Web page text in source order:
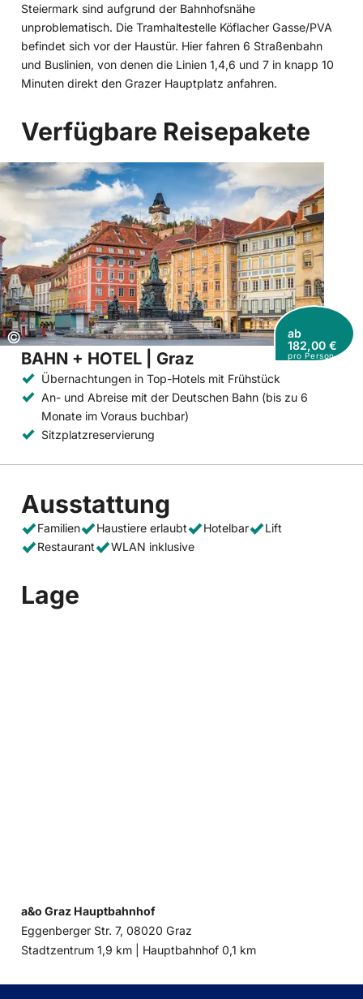
Steiermark sind aufgrund der Bahnhofsnähe
unproblematisch. Die Tramhaltestelle Köflacher Gasse/PVA
befindet sich vor der Haustür. Hier fahren 6 Straßenbahn
und Buslinien, von denen die Linien 1,4,6 und 7 in knapp 10
Minuten direkt den Grazer Hauptplatz anfahren.
Verfügbare Reisepakete
Copyright:
©
ab
182,00 €
pro Person
BAHN + HOTEL | Graz
Übernachtungen in Top-Hotels mit Frühstück
An- und Abreise mit der Deutschen Bahn (bis zu 6
Monate im Voraus buchbar)
Sitzplatzreservierung
Ausstattung
Familien Haustiere erlaubt Hotelbar
Lift
Restaurant
WLAN inklusive
Lage
a&o Graz Hauptbahnhof
Eggenberger Str. 7, 08020 Graz
Entfernung
Stadtzentrum 1,9 km | Entfernung
Hauptbahnhof 0,1 km